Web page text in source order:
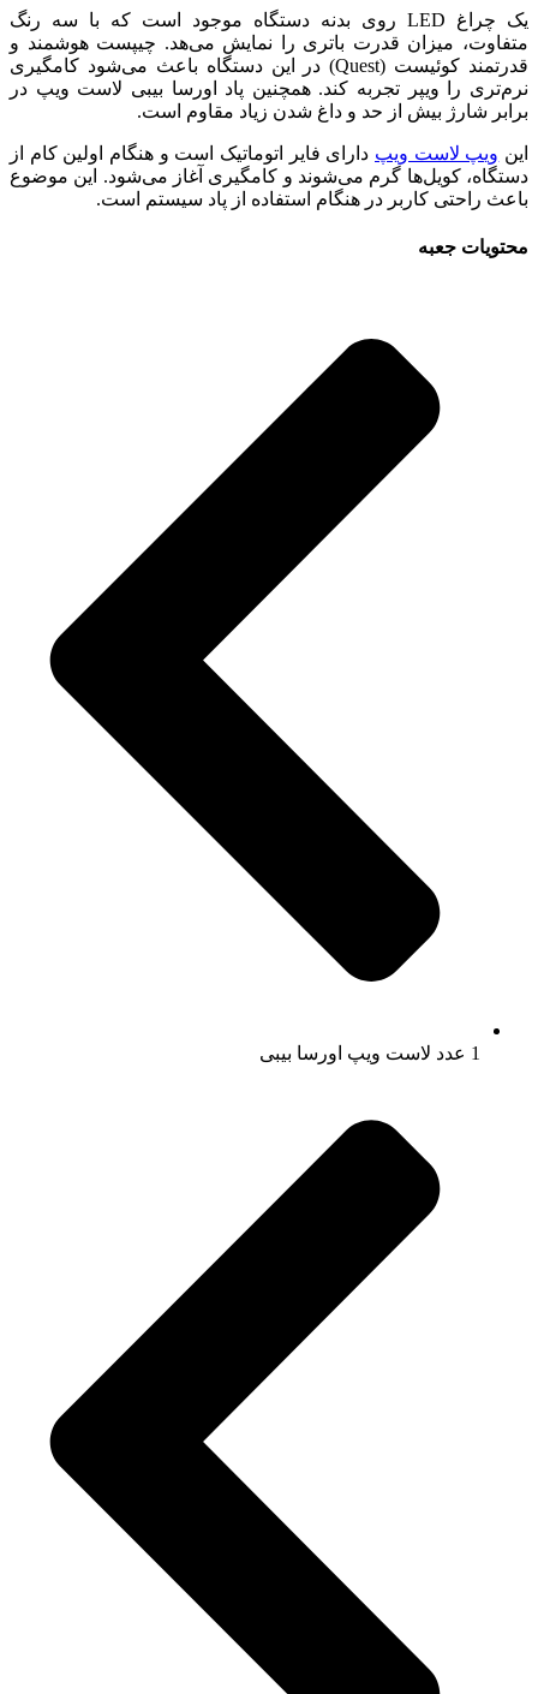
یک چراغ LED روی بدنه دستگاه موجود است که با سه رنگ
متفاوت، میزان قدرت باتری را نمایش می‌هد. چیپست هوشمند و
قدرتمند کوئیست (Quest) در این دستگاه باعث می‌شود کامگیری
نرم‌تری را ویپر تجربه کند. همچنین پاد اورسا بیبی لاست ویپ در
برابر شارژ بیش از حد و داغ شدن زیاد مقاوم است.
این ویپ‌ لاست ویپ دارای فایر اتوماتیک است و هنگام اولین کام از
دستگاه، کویل‌ها گرم می‌شوند و کامگیری آغاز می‌شود. این موضوع
باعث راحتی کاربر در هنگام استفاده از پاد سیستم است.
محتویات جعبه
1 عدد لاست ویپ اورسا بیبی